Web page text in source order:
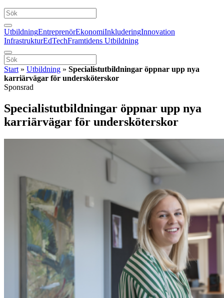
UtbildningEntreprenörEkonomiInkluderingInnovation
InfrastrukturEdTechFramtidens Utbildning
Start » Utbildning » Specialistutbildningar öppnar upp nya
karriärvägar för undersköterskor
Sponsrad
Specialistutbildningar öppnar upp nya
karriärvägar för undersköterskor